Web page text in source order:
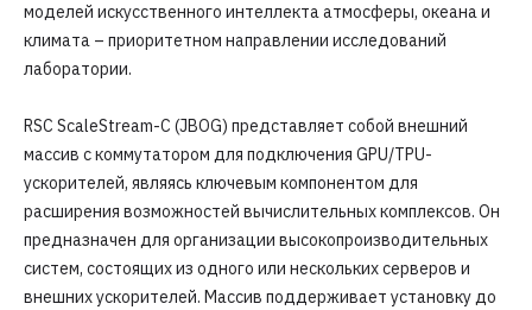
моделей искусственного интеллекта атмосферы, океана и
климата – приоритетном направлении исследований
лаборатории.
RSC ScaleStream-C (JBOG) представляет собой внешний
массив с коммутатором для подключения GPU/TPU-
ускорителей, являясь ключевым компонентом для
расширения возможностей вычислительных комплексов. Он
предназначен для организации высокопроизводительных
систем, состоящих из одного или нескольких серверов и
внешних ускорителей. Массив поддерживает установку до